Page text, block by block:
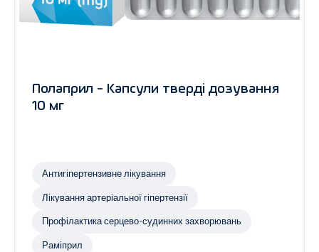
Полаприл - Капсули тверді дозування
10 мг
Антигіпертензивне лікування
Лікування артеріальної гіпертензії
Профілактика серцево-судинних захворювань
Раміприл